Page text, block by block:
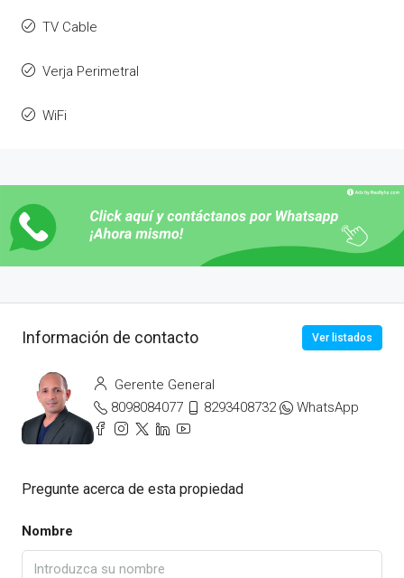
TV Cable
Verja Perimetral
WiFi
Información de contacto Ver listados
Gerente General
8098084077
8293408732 WhatsApp
Pregunte acerca de esta propiedad
Nombre